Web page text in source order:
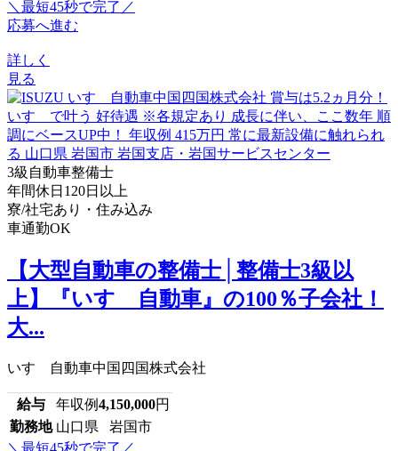
＼最短45秒で完了／
応募へ進む
詳しく
見る
3級自動車整備士
年間休日120日以上
寮/社宅あり・住み込み
車通勤OK
【大型自動車の整備士│整備士3級以
上】『いすゞ自動車』の100％子会社！
大...
いすゞ自動車中国四国株式会社
給与 年収例4,150,000円
勤務地 山口県 岩国市
＼最短45秒で完了／